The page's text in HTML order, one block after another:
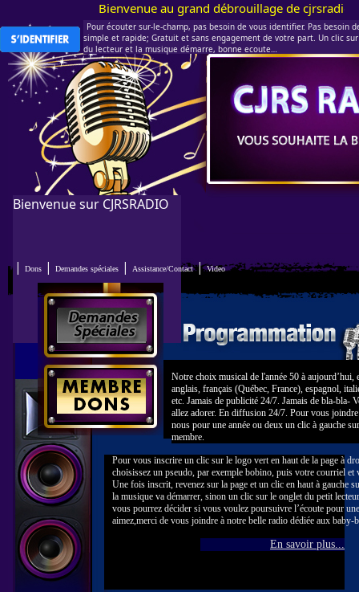
Bienvenue au grand débrouillage de
Pour écouter sur-le-champ, pas besoin de vous identifier. Pas besoin
simple et rapide; Gratuit et sans engagement de votre part. Un clic
du lecteur et la musique démarre, bonne ecoute…
Bienvenue sur CJRSRADIO
| Dons | Demandes spéciales | Assistance/Contact |Video
Notre choix musical de l'année 50 à aujourd’hui,
anglais, français (Québec, France), espagnol,
etc. Jamais de publicité 24/7. Jamais de bla-bla-
allez adorer. En diffusion 24/7. Pour vous
nous pour une année ou deux un clic à gauche sur
membre.
Pour vous inscrire un clic sur le logo vert en haut de la page à
choisissez un pseudo, par exemple bobino, puis votre courriel et
Une fois inscrit, revenez sur la page et un clic en haut à gauche
la musique va démarrer, sinon un clic sur le onglet du petit
vous pourrez décider si vous voulez poursuivre l’écoute pour
aimez,merci de vous joindre à notre belle radio dédiée aux baby-
En savoir plus...